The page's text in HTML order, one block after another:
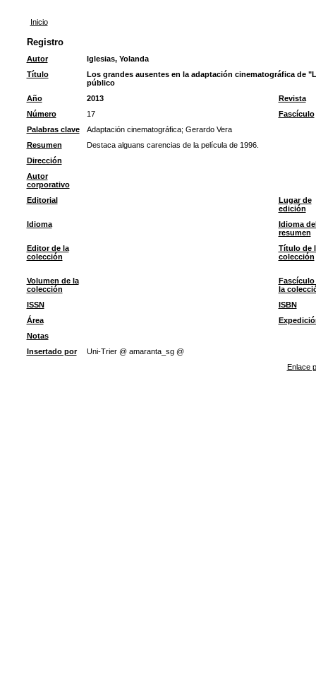
Inicio
Registro
Autor
Iglesias, Yolanda
Título
Los grandes ausentes en la adaptación cinematográfica de
público
Año
2013
Revista
Número
17
Fascículo
Palabras clave
Adaptación cinematográfica; Gerardo Vera
Resumen
Destaca alguans carencias de la película de 1996.
Dirección
Autor
corporativo
Editorial
Lugar de
edición
Idioma
Idioma
resumen
Editor de la
colección
Título de
colección
Volumen de la
colección
Fascículo
la
ISSN
ISBN
Área
Notas
Insertado por
Uni-Trier @ amaranta_sg @
Enlace